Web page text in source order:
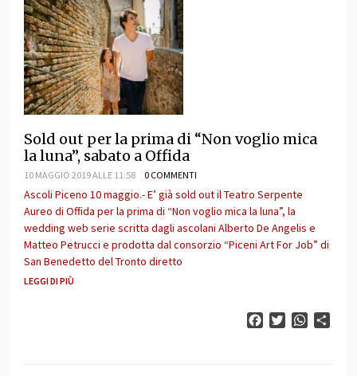
Sold out per la prima di “Non voglio mica
la luna”, sabato a Offida
10 MAGGIO 2019 ALLE 11:58 0 COMMENTI
Ascoli Piceno 10 maggio.- E’ già sold out il Teatro Serpente
Aureo di Offida per la prima di “Non voglio mica la luna”, la
wedding web serie scritta dagli ascolani Alberto De Angelis e
Matteo Petrucci e prodotta dal consorzio “Piceni Art For Job” di
San Benedetto del Tronto diretto
LEGGI DI PIÙ
FacebookTwitter